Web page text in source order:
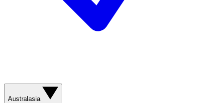
Australasia